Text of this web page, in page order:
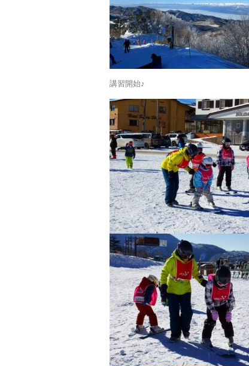
講習開始♪